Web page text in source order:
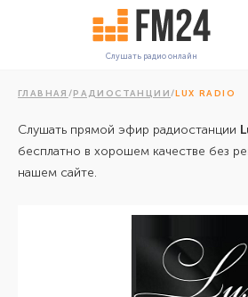
Слушать радио онлайн
ГЛАВНАЯ /РАДИОСТАНЦИИ/LUX RADIO
Слушать прямой эфир радиостанции
бесплатно в хорошем качестве без
нашем сайте.